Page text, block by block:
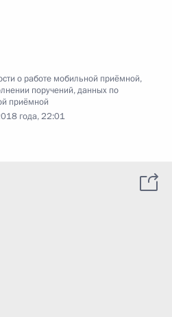
о работе мобильной приёмной,
поручений, данных по
приёмной
года, 22:01